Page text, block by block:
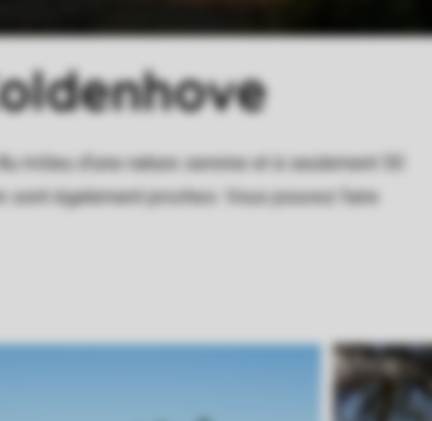
milieu d'une nature sereine et à seulement 50
sont également proches. Vous pouvez faire